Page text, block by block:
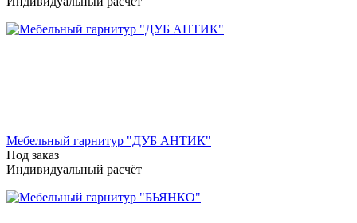
Мебельный гарнитур "ДУБ АНТИК"
Под заказ
Индивидуальный расчёт